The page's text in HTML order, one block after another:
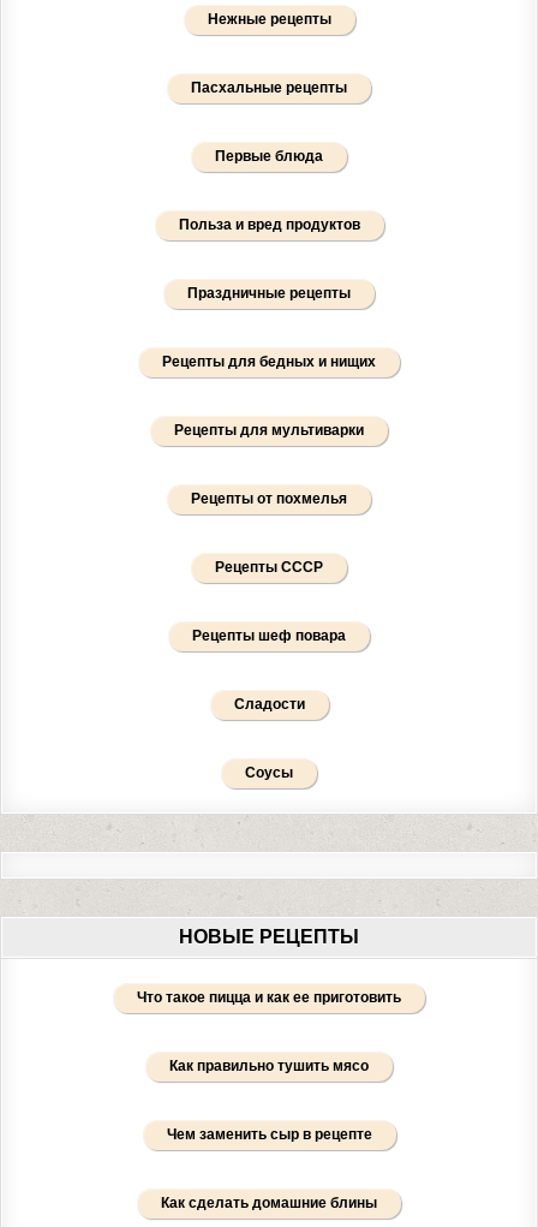
Нежные рецепты
Пасхальные рецепты
Первые блюда
Польза и вред продуктов
Праздничные рецепты
Рецепты для бедных и нищих
Рецепты для мультиварки
Рецепты от похмелья
Рецепты СССР
Рецепты шеф повара
Сладости
Соусы
НОВЫЕ РЕЦЕПТЫ
Что такое пицца и как ее приготовить
Как правильно тушить мясо
Чем заменить сыр в рецепте
Как сделать домашние блины